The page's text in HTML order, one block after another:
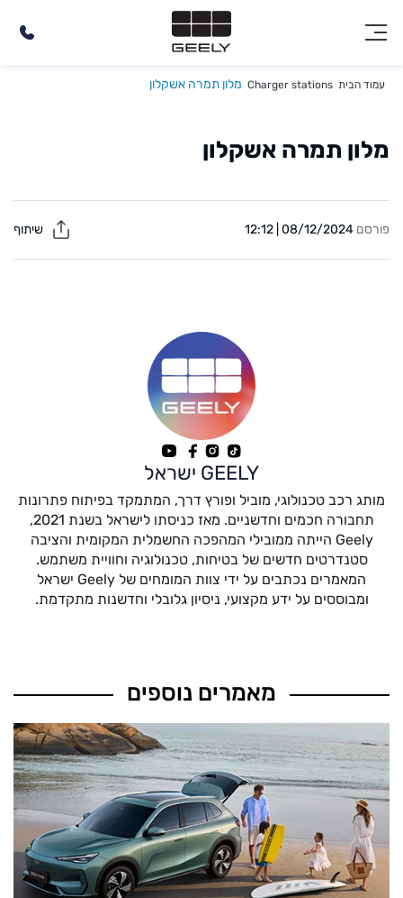
עמוד הבית Charger stations מלון תמרה אשקלון
מלון תמרה אשקלון
פורסם 08/12/2024 | 12:12
GEELY ישראל
מותג רכב טכנולוגי, מוביל ופורץ דרך, המתמקד בפיתוח פתרונות
תחבורה חכמים וחדשניים. מאז כניסתו לישראל בשנת 2021,
Geely הייתה ממובילי המהפכה החשמלית המקומית והציבה
סטנדרטים חדשים של בטיחות, טכנולוגיה וחוויית משתמש.
המאמרים נכתבים על ידי צוות המומחים של Geely ישראל
ומבוססים על ידע מקצועי, ניסיון גלובלי וחדשנות מתקדמת.
מאמרים נוספים